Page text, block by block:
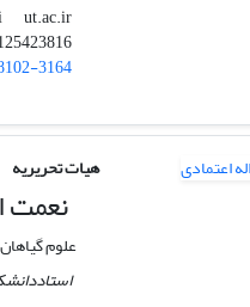
asalami
ut.ac.ir
09125423816
3164
هیات تحریریه
نعمت
علوم